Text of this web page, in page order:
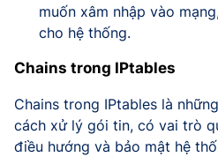
muốn xâm nhập vào
cho hệ thống.
Chains trong IPtables
Chains trong IPtables là
cách xử lý gói tin, có vai trò
điều hướng và bảo mật hệ